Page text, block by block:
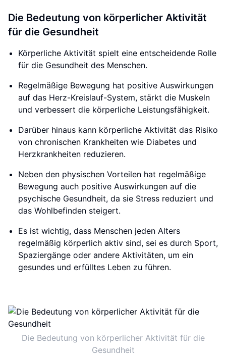
Die Bedeutung von körperlicher Aktivität
für die Gesundheit
Körperliche Aktivität spielt eine entscheidende Rolle
für die Gesundheit des Menschen.
Regelmäßige Bewegung hat positive Auswirkungen
auf das Herz-Kreislauf-System, stärkt die Muskeln
und verbessert die körperliche Leistungsfähigkeit.
Darüber hinaus kann körperliche Aktivität das Risiko
von chronischen Krankheiten wie Diabetes und
Herzkrankheiten reduzieren.
Neben den physischen Vorteilen hat regelmäßige
Bewegung auch positive Auswirkungen auf die
psychische Gesundheit, da sie Stress reduziert und
das Wohlbefinden steigert.
Es ist wichtig, dass Menschen jeden Alters
regelmäßig körperlich aktiv sind, sei es durch Sport,
Spaziergänge oder andere Aktivitäten, um ein
gesundes und erfülltes Leben zu führen.
Die Bedeutung von körperlicher Aktivität für die
Gesundheit